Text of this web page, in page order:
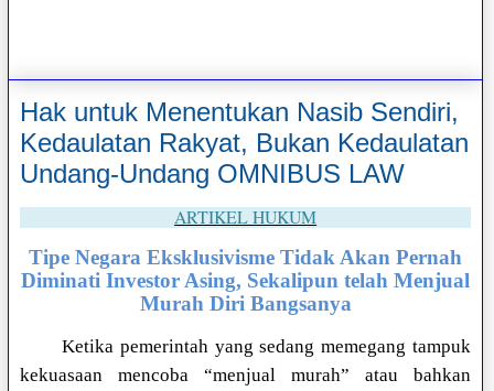
Hak untuk Menentukan Nasib Sendiri,
Kedaulatan Rakyat, Bukan Kedaulatan
Undang-Undang OMNIBUS LAW
ARTIKEL HUKUM
Tipe Negara Eksklusivisme Tidak Akan Pernah
Diminati Investor Asing, Sekalipun telah Menjual
Murah Diri Bangsanya
Ketika pemerintah yang sedang memegang tampuk
kekuasaan mencoba “menjual murah” atau bahkan